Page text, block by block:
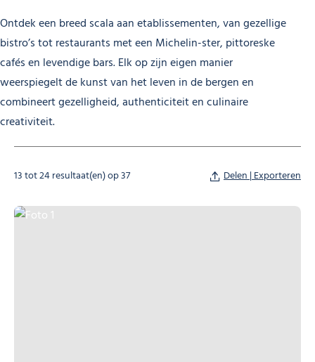
Ontdek een breed scala aan etablissementen, van gezellige
bistro’s tot restaurants met een Michelin-ster, pittoreske
cafés en levendige bars. Elk op zijn eigen manier
weerspiegelt de kunst van het leven in de bergen en
combineert gezelligheid, authenticiteit en culinaire
creativiteit.
13 tot 24 resultaat(en) op 37 Delen | Exporteren
Foto 1